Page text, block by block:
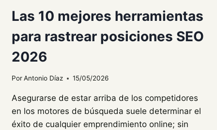
Las 10 mejores herramientas
para rastrear posiciones SEO
2026
PorAntonio Díaz 15/05/2026
Asegurarse de estar arriba de los competidores
en los motores de búsqueda suele determinar el
éxito de cualquier emprendimiento online; sin